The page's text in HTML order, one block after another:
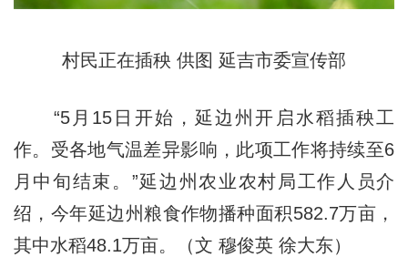
村民正在插秧 供图 延吉市委宣传部
“5月15日开始，延边州开启水稻插秧工
作。受各地气温差异影响，此项工作将持续至6
月中旬结束。”延边州农业农村局工作人员介
绍，今年延边州粮食作物播种面积582.7万亩，
其中水稻48.1万亩。（文 穆俊英 徐大东）